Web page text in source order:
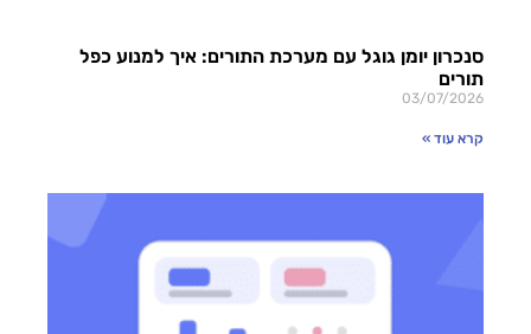
סנכרון יומן גוגל עם מערכת התורים: איך למנוע כפל
תורים
03/07/2026
קרא עוד »